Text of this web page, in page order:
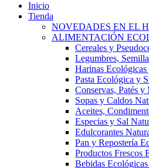
Inicio
Tienda
NOVEDADES EN EL
ALIMENTACIÓN
Cereales y
Legumbres,
Harinas
Pasta Ecológica y
Conservas, Patés
Sopas y Caldos
Aceites,
Especias y Sal
Edulcorantes
Pan y Repostería
Productos Frescos
Bebidas